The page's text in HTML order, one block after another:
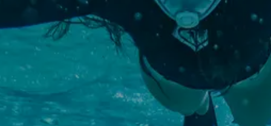
SERVICE
SEGELBLOG
BAREBOOT CHARTER